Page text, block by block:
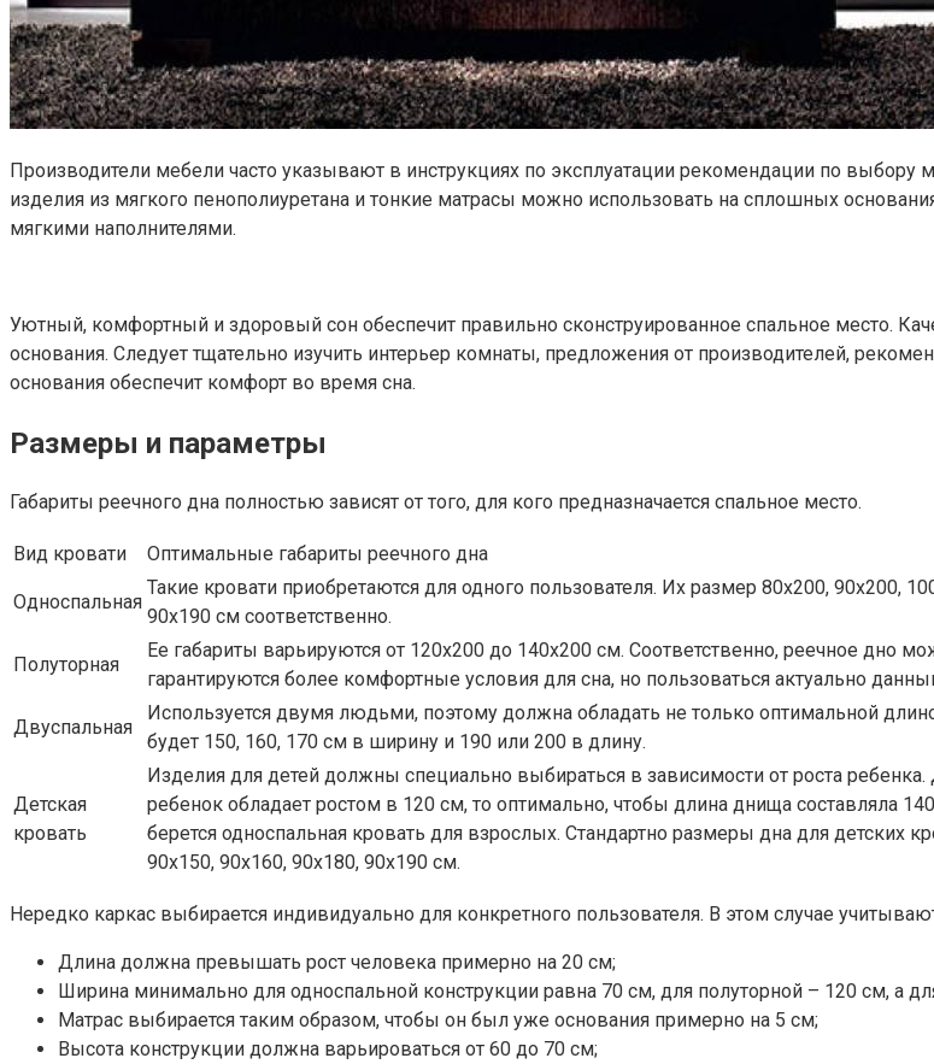
Производители мебели часто указывают в инструкциях по эксплуатации рекомендации по
изделия из мягкого пенополиуретана и тонкие матрасы можно использовать на сплошных
мягкими наполнителями.
Уютный, комфортный и здоровый сон обеспечит правильно сконструированное спальное место.
основания. Следует тщательно изучить интерьер комнаты, предложения от производителей,
основания обеспечит комфорт во время сна.
Размеры и параметры
Габариты реечного дна полностью зависят от того, для кого предназначается спальное место.
Вид кровати Оптимальные габариты реечного дна
Односпальная
Такие кровати приобретаются для одного пользователя. Их размер 80х200, 90х200,
90х190 см соответственно.
Полуторная
Ее габариты варьируются от 120х200 до 140х200 см. Соответственно, реечное дно
гарантируются более комфортные условия для сна, но пользоваться актуально
Двуспальная
Используется двумя людьми, поэтому должна обладать не только оптимальной
будет 150, 160, 170 см в ширину и 190 или 200 в длину.
Детская
кровать
Изделия для детей должны специально выбираться в зависимости от роста
ребенок обладает ростом в 120 см, то оптимально, чтобы длина днища составляла
берется односпальная кровать для взрослых. Стандартно размеры дна для детских
90х150, 90х160, 90х180, 90х190 см.
Нередко каркас выбирается индивидуально для конкретного пользователя. В этом случае
Длина должна превышать рост человека примерно на 20 см;
Ширина минимально для односпальной конструкции равна 70 см, для полуторной – 120 см, а
Матрас выбирается таким образом, чтобы он был уже основания примерно на 5 см;
Высота конструкции должна варьироваться от 60 до 70 см;